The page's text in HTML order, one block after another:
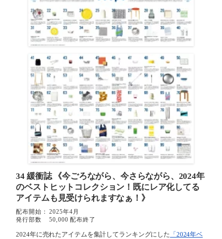
34 緩衝誌《今ごろながら、今さらながら、2024年
のベストヒットコレクション！既にレア化してる
アイテムも見受けられますなぁ！》
配布開始：
2025年4月
発行部数
50,000 配布終了
2024年に売れたアイテムを集計してランキングにした 「2024年ベ